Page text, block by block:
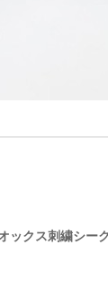
クス刺繍シー